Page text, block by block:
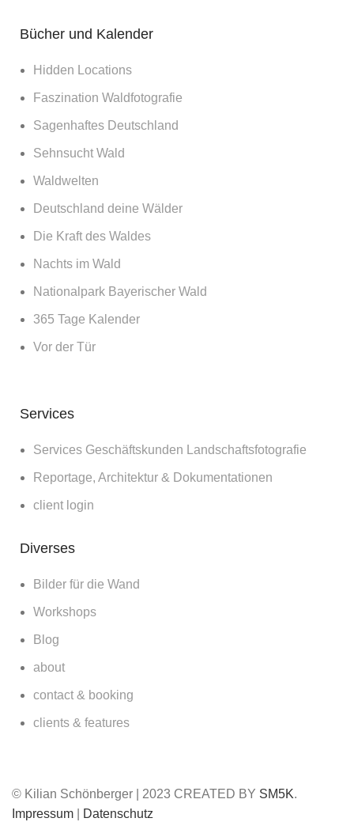
Bücher und Kalender
Hidden Locations
Faszination Waldfotografie
Sagenhaftes Deutschland
Sehnsucht Wald
Waldwelten
Deutschland deine Wälder
Die Kraft des Waldes
Nachts im Wald
Nationalpark Bayerischer Wald
365 Tage Kalender
Vor der Tür
Services
Services Geschäftskunden Landschaftsfotografie
Reportage, Architektur & Dokumentationen
client login
Diverses
Bilder für die Wand
Workshops
Blog
about
contact & booking
clients & features
© Kilian Schönberger | 2023 CREATED BY SM5K.
Impressum
Datenschutz